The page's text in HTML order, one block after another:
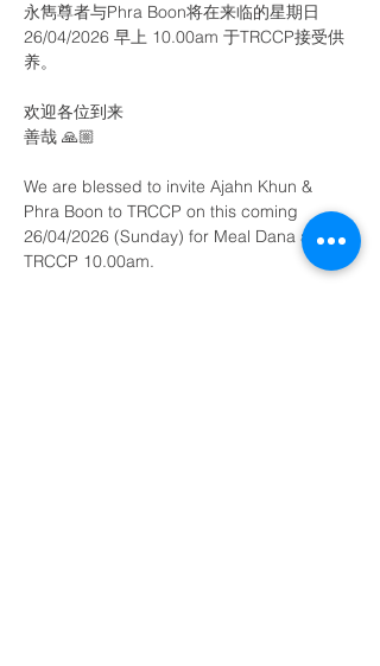
永雋尊者与Phra Boon将在来临的星期日
26/04/2026 早上 10.00am 于TRCCP接受供
养。
欢迎各位到来
善哉 🙏🏼
We are blessed to invite Ajahn Khun &
Phra Boon to TRCCP on this coming
26/04/2026 (Sunday) for Meal Dana at
TRCCP 10.00am.